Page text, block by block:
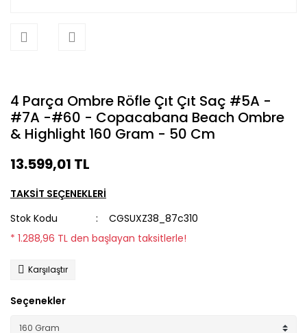
4 Parça Ombre Röfle Çıt Çıt Saç #5A -
#7A -#60 - Copacabana Beach Ombre
& Highlight 160 Gram - 50 Cm
13.599,01 TL
TAKSİT SEÇENEKLERİ
Stok Kodu
CGSUXZ38_87c310
* 1.288,96 TL den başlayan taksitlerle!
Karşılaştır
Seçenekler